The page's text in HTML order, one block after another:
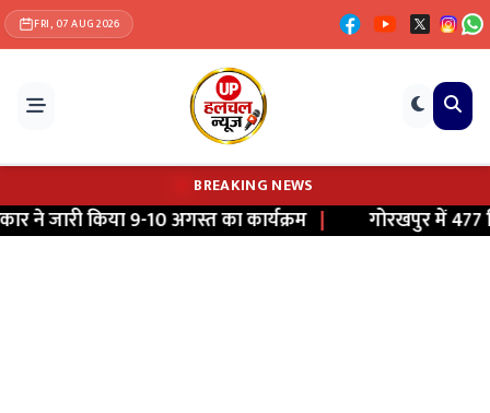
FRI, 07 AUG 2026
BREAKING NEWS
किया 9-10 अगस्त का कार्यक्रम | गोरखपुर में 477 किलो